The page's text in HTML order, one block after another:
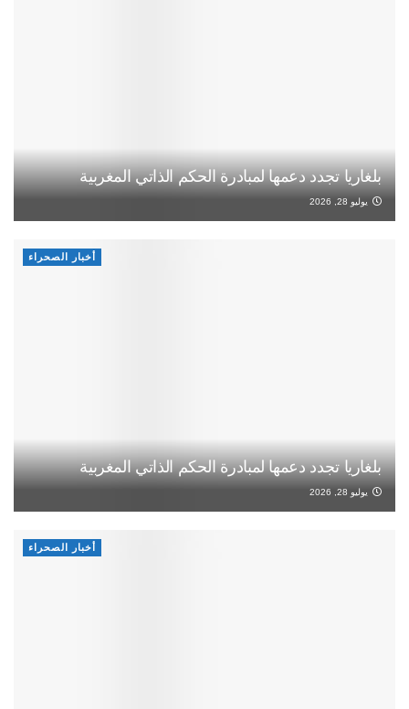
بلغاريا تجدد دعمها لمبادرة الحكم الذاتي المغربية
يوليو 28, 2026
أخبار الصحراء
بلغاريا تجدد دعمها لمبادرة الحكم الذاتي المغربية
يوليو 28, 2026
أخبار الصحراء